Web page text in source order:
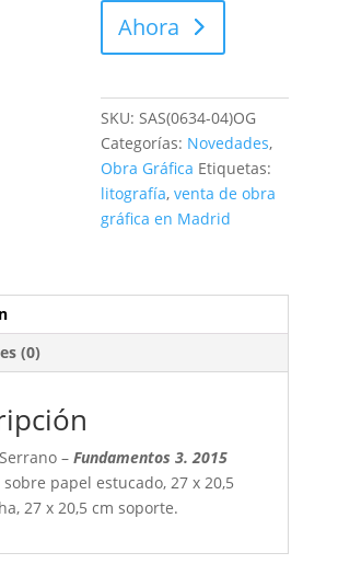
III-
cantidad
Ahora
SKU:SAS(0634-04)OG
Categorías: Novedades,
Obra Gráfica Etiquetas:
litografía,venta de obra
gráfica en Madrid
(0)
– Fundamentos 3. 2015
papel estucado, 27 x 20,5
27 x 20,5 cm soporte.